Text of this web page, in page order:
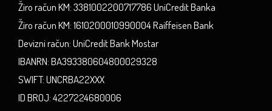
Žiro račun KM: 3381002200717786 UniCredit Banka
Žiro račun KM: 1610200010990004 Raiffeisen Bank
Devizni račun: UniCredit Bank Mostar
IBANRN: BA393380604800029328
SWIFT: UNCRBA22XXX
ID BROJ: 4227224680006